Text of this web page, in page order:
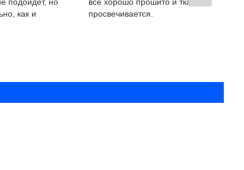
как и
просвечивается.